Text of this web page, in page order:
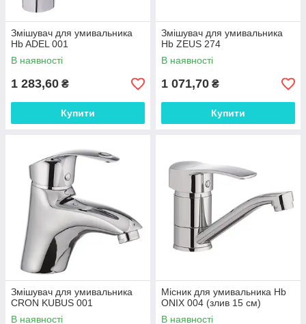
Змішувач для умивальника
Hb ADEL 001
В наявності
1 283,60 ₴
Купити
Змішувач для умивальника
Hb ZEUS 274
В наявності
1 071,70 ₴
Купити
Змішувач для умивальника
CRON KUBUS 001
В наявності
Місник для умивальника Hb
ONIX 004 (злив 15 см)
В наявності